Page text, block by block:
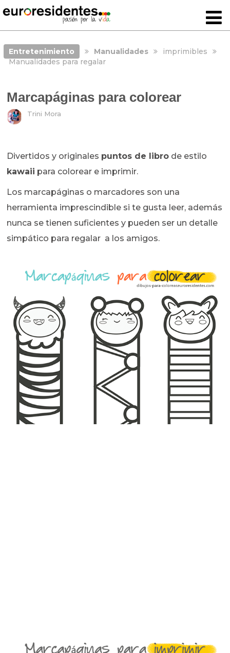
Entretenimiento Manualidades
imprimibles
Manualidades para regalar
Marcapáginas para colorear
Trini Mora
Divertidos y originales puntos de libro de estilo
kawaii para colorear e imprimir.
Los marcapáginas o marcadores son una
herramienta imprescindible si te gusta leer, además
nunca se tienen suficientes y pueden ser un detalle
simpático para regalar a los amigos.